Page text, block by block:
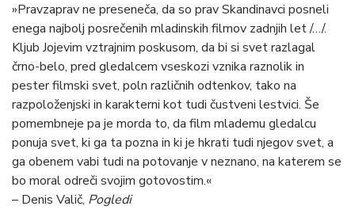
»Pravzaprav ne preseneča, da so prav Skandinavci posneli
enega najbolj posrečenih mladinskih filmov zadnjih let /…/.
Kljub Jojevim vztrajnim poskusom, da bi si svet razlagal
črno-belo, pred gledalcem vseskozi vznika raznolik in
pester filmski svet, poln različnih odtenkov, tako na
razpoloženjski in karakterni kot tudi čustveni lestvici. Še
pomembneje pa je morda to, da film mlademu gledalcu
ponuja svet, ki ga ta pozna in ki je hkrati tudi njegov svet, a
ga obenem vabi tudi na potovanje v neznano, na katerem se
bo moral odreči svojim gotovostim.«
– Denis Valič, Pogledi